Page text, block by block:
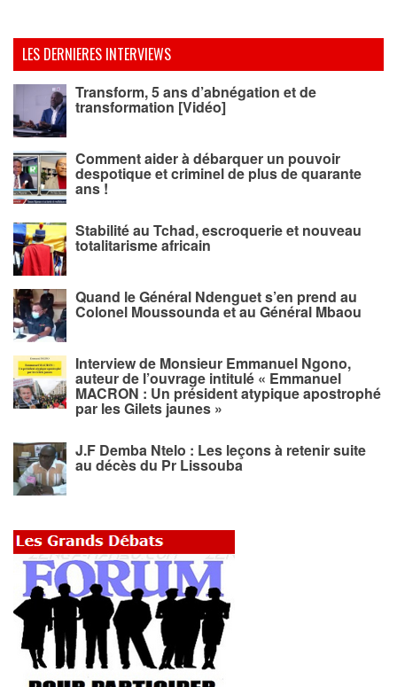
LES DERNIERES INTERVIEWS
Transform, 5 ans d’abnégation et de
transformation [Vidéo]
Comment aider à débarquer un pouvoir
despotique et criminel de plus de quarante
ans !
Stabilité au Tchad, escroquerie et nouveau
totalitarisme africain
Quand le Général Ndenguet s’en prend au
Colonel Moussounda et au Général Mbaou
Interview de Monsieur Emmanuel Ngono,
auteur de l’ouvrage intitulé « Emmanuel
MACRON : Un président atypique apostrophé
par les Gilets jaunes »
J.F Demba Ntelo : Les leçons à retenir suite
au décès du Pr Lissouba